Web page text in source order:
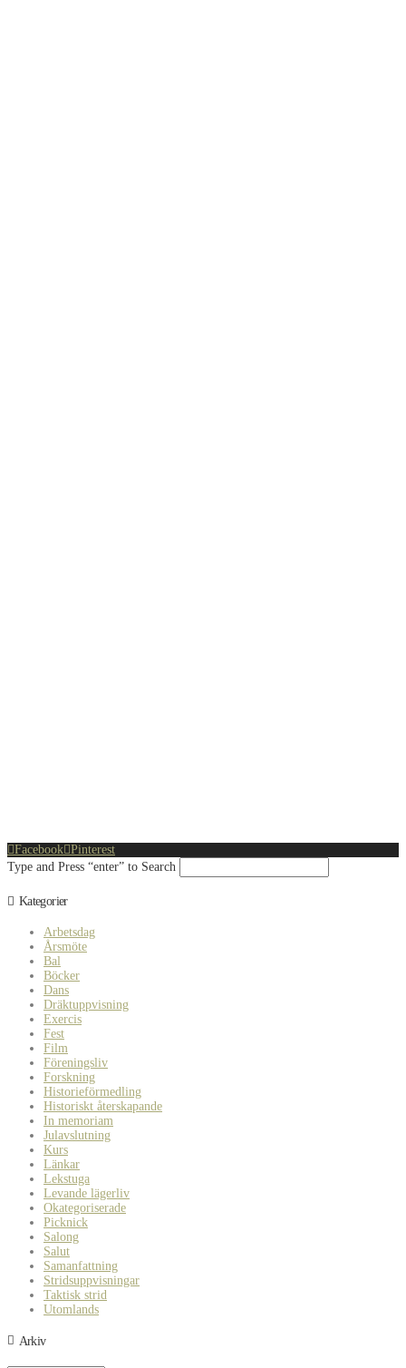
Facebook Pinterest
Type and Press “enter” to Search
Kategorier
Arbetsdag
Årsmöte
Bal
Böcker
Dans
Dräktuppvisning
Exercis
Fest
Film
Föreningsliv
Forskning
Historieförmedling
Historiskt återskapande
In memoriam
Julavslutning
Kurs
Länkar
Lekstuga
Levande lägerliv
Okategoriserade
Picknick
Salong
Salut
Samanfattning
Stridsuppvisningar
Taktisk strid
Utomlands
Arkiv